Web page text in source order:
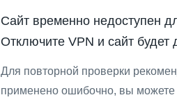
Сайт временно недоступен
Отключите VPN и сайт будет
Для повторной проверки
применено ошибочно, вы можете